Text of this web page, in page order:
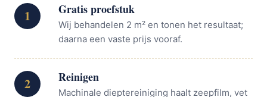
1 Gratis proefstuk
Wij behandelen 2 m² en tonen het resultaat;
daarna een vaste prijs vooraf.
2 Reinigen
Machinale dieptereiniging haalt zeepfilm, vet